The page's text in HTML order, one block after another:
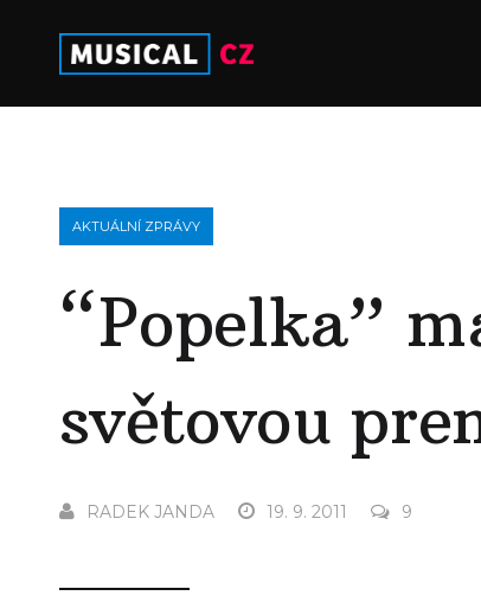
AKTUÁLNÍ ZPRÁVY
“Popelka”
světovou
RADEK JANDA 19. 9. 2011 9